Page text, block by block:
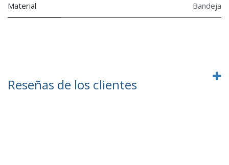
Material Bandeja
Reseñas de los clientes